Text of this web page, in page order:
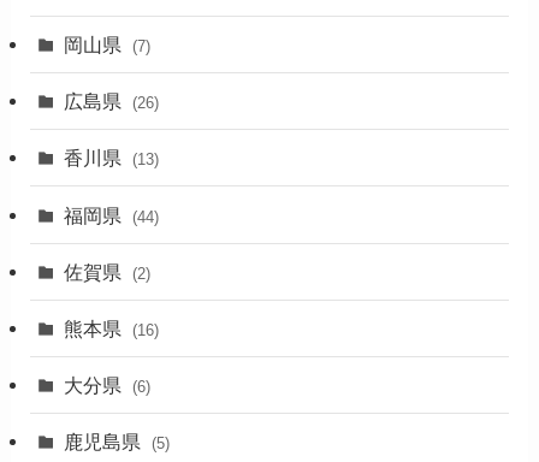
(1)
岡山県 (7)
広島県 (26)
香川県 (13)
福岡県 (44)
佐賀県 (2)
熊本県 (16)
大分県 (6)
鹿児島県 (5)